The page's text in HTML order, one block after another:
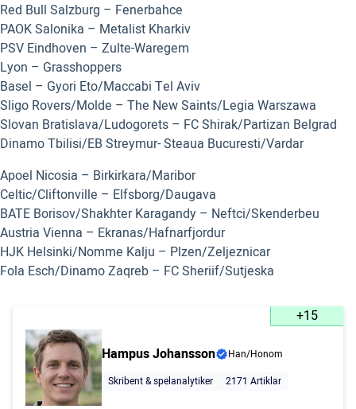
Red Bull Salzburg – Fenerbahce
PAOK Salonika – Metalist Kharkiv
PSV Eindhoven – Zulte-Waregem
Lyon – Grasshoppers
Basel – Gyori Eto/Maccabi Tel Aviv
Sligo Rovers/Molde – The New Saints/Legia Warszawa
Slovan Bratislava/Ludogorets – FC Shirak/Partizan Belgrad
Dinamo Tbilisi/EB Streymur- Steaua Bucuresti/Vardar
Apoel Nicosia – Birkirkara/Maribor
Celtic/Cliftonville – Elfsborg/Daugava
BATE Borisov/Shakhter Karagandy – Neftci/Skenderbeu
Austria Vienna – Ekranas/Hafnarfjordur
HJK Helsinki/Nomme Kalju – Plzen/Zeljeznicar
Fola Esch/Dinamo Zaqreb – FC Sheriif/Sutjeska
+15
Hampus Johansson
Han/Honom
Skribent & spelanalytiker
2171 Artiklar